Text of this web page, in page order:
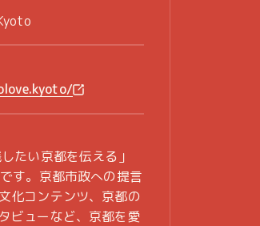
たい京都を伝える」
す。京都市政への提言
化コンテンツ、京都の
ビューなど、京都を愛